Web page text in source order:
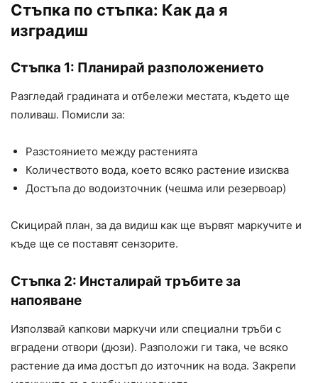
Стъпка по стъпка: Как да я
изградиш
Стъпка 1: Планирай разположението
Разгледай градината и отбележи местата, където ще
поливаш. Помисли за:
Разстоянието между растенията
Количеството вода, което всяко растение изисква
Достъпа до водоизточник (чешма или резервоар)
Скицирай план, за да видиш как ще вървят маркучите и
къде ще се поставят сензорите.
Стъпка 2: Инсталирай тръбите за
напояване
Използвай капкови маркучи или специални тръби с
вградени отвори (дюзи). Разположи ги така, че всяко
растение да има достъп до източник на вода. Закрепи